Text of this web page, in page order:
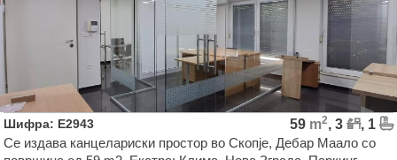
канделабри.Објектот е приклучен на електрична
водоводна и канализациона мрежа, а изведена е и
громобранска инсталација. Електричната инсталација има
вкупна моќност на целиот објект од 200кв со посебни
ормари и можност за поделба на објект со струја.
Шифра: E2943 59 m2, 3
, 1
Се издава канцелариски простор во Скопје, Дебар Маало со